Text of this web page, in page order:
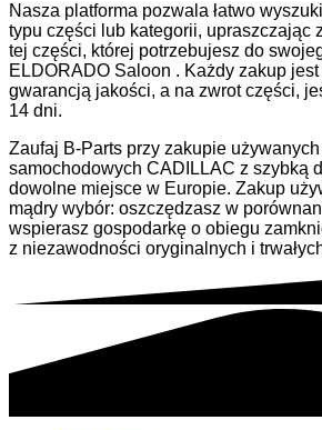
Nasza platforma pozwala łatwo
typu części lub kategorii, upraszczając
tej części, której potrzebujesz do
ELDORADO Saloon . Każdy zakup
gwarancją jakości, a na zwrot części,
14 dni.
Zaufaj B-Parts przy zakupie
samochodowych CADILLAC z szybką
dowolne miejsce w Europie. Zakup
mądry wybór: oszczędzasz w
wspierasz gospodarkę o obiegu
z niezawodności oryginalnych i